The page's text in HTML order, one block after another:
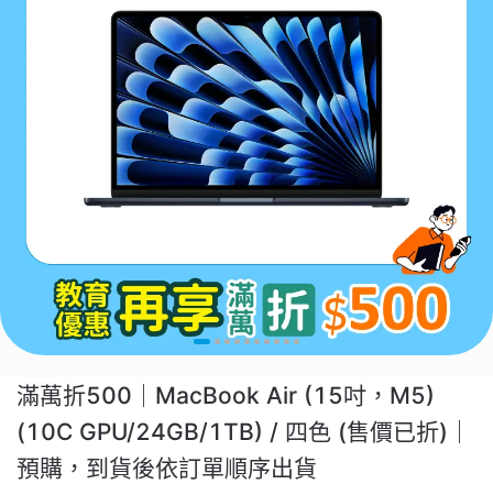
滿萬折500｜MacBook Air (15吋，M5)
(10C GPU/24GB/1TB) / 四色 (售價已折)｜
預購，到貨後依訂單順序出貨